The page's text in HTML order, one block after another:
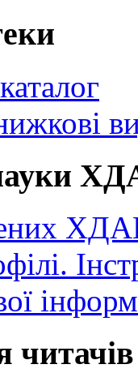
читачів